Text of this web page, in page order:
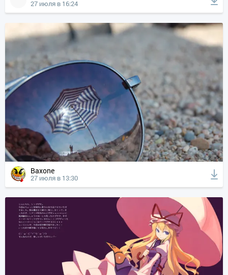
27 июля в 16:24
Baxone
27 июля в 13:30